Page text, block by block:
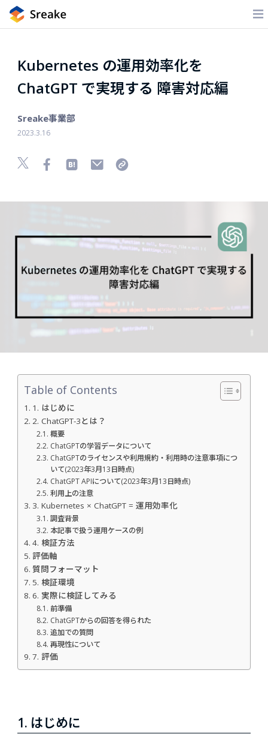
Kubernetes の運用効率化を
ChatGPT で実現する 障害対応編
Sreake事業部
2023.3.16
Table of Contents
1. はじめに
2. ChatGPT-3とは？
概要
ChatGPTの学習データについて
ChatGPTのライセンスや利用規約・利用時の注意事項につ
いて(2023年3月13日時点)
ChatGPT APIについて(2023年3月13日時点)
利用上の注意
3. Kubernetes × ChatGPT = 運用効率化
調査背景
本記事で扱う運用ケースの例
4. 検証方法
評価軸
質問フォーマット
5. 検証環境
6. 実際に検証してみる
前準備
ChatGPTからの回答を得られた
追加での質問
再現性について
7. 評価
1. はじめに